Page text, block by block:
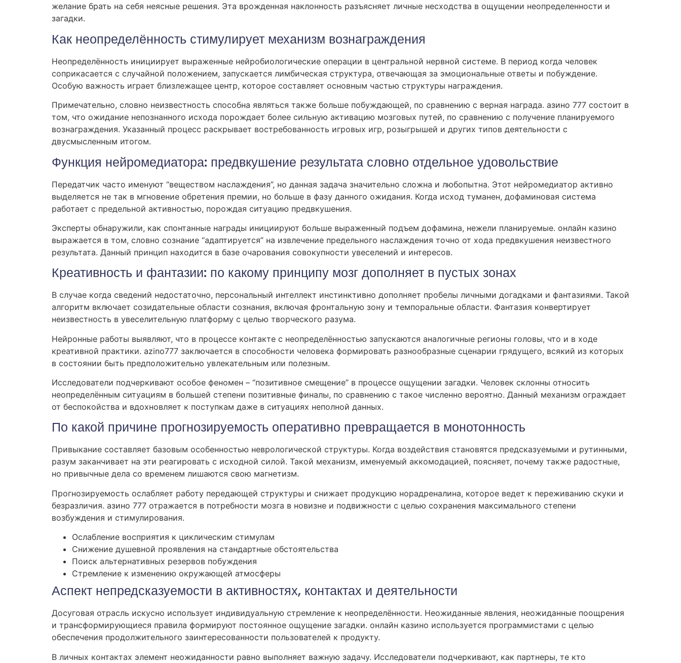
желание брать на себя неясные решения. Эта врожденная наклонность разъясняет личные несходства в ощущении неопределенности и
загадки.
Как неопределённость стимулирует механизм вознаграждения
Неопределённость инициирует выраженные нейробиологические операции в центральной нервной системе. В период когда человек
соприкасается с случайной положением, запускается лимбическая структура, отвечающая за эмоциональные ответы и побуждение.
Особую важность играет близлежащее центр, которое составляет основным частью структуры награждения.
Примечательно, словно неизвестность способна являться также больше побуждающей, по сравнению с верная награда. азино 777 состоит в
том, что ожидание непознанного исхода порождает более сильную активацию мозговых путей, по сравнению с получение планируемого
вознаграждения. Указанный процесс раскрывает востребованность игровых игр, розыгрышей и других типов деятельности с
двусмысленным итогом.
Функция нейромедиатора: предвкушение результата словно отдельное удовольствие
Передатчик часто именуют “веществом наслаждения”, но данная задача значительно сложна и любопытна. Этот нейромедиатор активно
выделяется не так в мгновение обретения премии, но больше в фазу данного ожидания. Когда исход туманен, дофаминовая система
работает с предельной активностью, порождая ситуацию предвкушения.
Эксперты обнаружили, как спонтанные награды инициируют больше выраженный подъем дофамина, нежели планируемые. онлайн казино
выражается в том, словно сознание “адаптируется” на извлечение предельного наслаждения точно от хода предвкушения неизвестного
результата. Данный принцип находится в базе очарования совокупности увеселений и интересов.
Креативность и фантазии: по какому принципу мозг дополняет в пустых зонах
В случае когда сведений недостаточно, персональный интеллект инстинктивно дополняет пробелы личными догадками и фантазиями. Такой
алгоритм включает созидательные области сознания, включая фронтальную зону и темпоральные области. Фантазия конвертирует
неизвестность в увеселительную платформу с целью творческого разума.
Нейронные работы выявляют, что в процессе контакте с неопределённостью запускаются аналогичные регионы головы, что и в ходе
креативной практики. azino777 заключается в способности человека формировать разнообразные сценарии грядущего, всякий из которых
в состоянии быть предположительно увлекательным или полезным.
Исследователи подчеркивают особое феномен – “позитивное смещение” в процессе ощущении загадки. Человек склонны относить
неопределённым ситуациям в большей степени позитивные финалы, по сравнению с такое численно вероятно. Данный механизм ограждает
от беспокойства и вдохновляет к поступкам даже в ситуациях неполной данных.
По какой причине прогнозируемость оперативно превращается в монотонность
Привыкание составляет базовым особенностью неврологической структуры. Когда воздействия становятся предсказуемыми и рутинными,
разум заканчивает на эти реагировать с исходной силой. Такой механизм, именуемый аккомодацией, поясняет, почему также радостные,
но привычные дела со временем лишаются свою магнетизм.
Прогнозируемость ослабляет работу передающей структуры и снижает продукцию норадреналина, которое ведет к переживанию скуки и
безразличия. азино 777 отражается в потребности мозга в новизне и подвижности с целью сохранения максимального степени
возбуждения и стимулирования.
Ослабление восприятия к циклическим стимулам
Снижение душевной проявления на стандартные обстоятельства
Поиск альтернативных резервов побуждения
Стремление к изменению окружающей атмосферы
Аспект непредсказуемости в активностях, контактах и деятельности
Досуговая отрасль искусно использует индивидуальную стремление к неопределённости. Неожиданные явления, неожиданные поощрения
и трансформирующиеся правила формируют постоянное ощущение загадки. онлайн казино используется программистами с целью
обеспечения продолжительного заинтересованности пользователей к продукту.
В личных контактах элемент неожиданности равно выполняет важную задачу. Исследователи подчеркивают, как партнеры, те кто